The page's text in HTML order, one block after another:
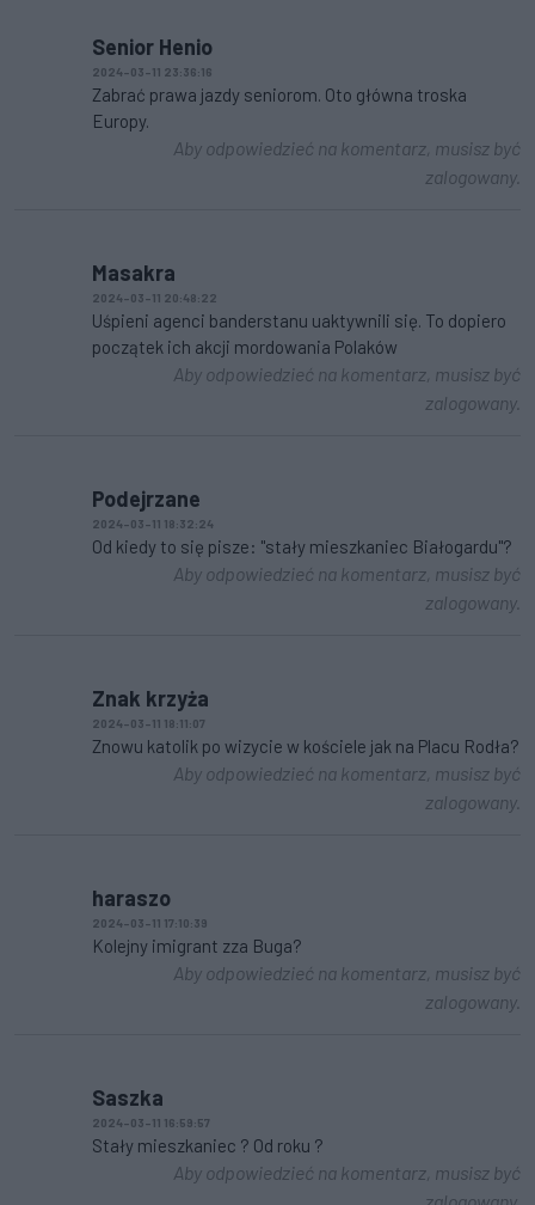
Senior Henio
2024-03-11 23:36:16
Zabrać prawa jazdy seniorom. Oto główna troska
Europy.
Aby odpowiedzieć na komentarz, musisz być
zalogowany.
Masakra
2024-03-11 20:48:22
Uśpieni agenci banderstanu uaktywnili się. To dopiero
początek ich akcji mordowania Polaków
Aby odpowiedzieć na komentarz, musisz być
zalogowany.
Podejrzane
2024-03-11 18:32:24
Od kiedy to się pisze: "stały mieszkaniec Białogardu"?
Aby odpowiedzieć na komentarz, musisz być
zalogowany.
Znak krzyża
2024-03-11 18:11:07
Znowu katolik po wizycie w kościele jak na Placu Rodła?
Aby odpowiedzieć na komentarz, musisz być
zalogowany.
haraszo
2024-03-11 17:10:39
Kolejny imigrant zza Buga?
Aby odpowiedzieć na komentarz, musisz być
zalogowany.
Saszka
2024-03-11 16:59:57
Stały mieszkaniec ? Od roku ?
Aby odpowiedzieć na komentarz, musisz być
zalogowany.